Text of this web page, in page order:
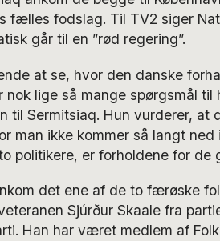
fælles fodslag. Til TV2 siger
går til en ”rød regering”.
at se, hvor den danske
nok lige så mange spørgsmål til
til Sermitsiaq. Hun vurderer,
man ikke kommer så langt
politikere, er forholdene for de
det ene af de to færøske
Sjúrður Skaale fra
Han har været medlem af